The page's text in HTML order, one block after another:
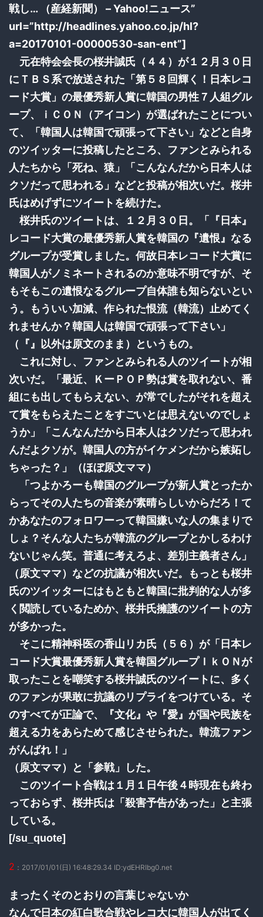
戦し… （産経新聞） – Yahoo!ニュース”
url=”http://headlines.yahoo.co.jp/hl?
a=20170101-00000530-san-ent”]
元在特会会長の桜井誠氏（４４）が１２月３０日
にＴＢＳ系で放送された「第５８回輝く！日本レコ
ード大賞」の最優秀新人賞に韓国の男性７人組グル
ープ、ｉＣＯＮ（アイコン）が選ばれたことについ
て、「韓国人は韓国で頑張って下さい」などと自身
のツイッターに投稿したところ、ファンとみられる
人たちから「死ね、猿」「こんなんだから日本人は
クソだって思われる」などと投稿が相次いだ。桜井
氏はめげずにツイートを続けた。
桜井氏のツイートは、１２月３０日。「『日本』
レコード大賞の最優秀新人賞を韓国の『遺恨』なる
グループが受賞しました。何故日本レコード大賞に
韓国人がノミネートされるのか意味不明ですが、そ
もそもこの遺恨なるグループ自体誰も知らないとい
う。もういい加減、作られた恨流（韓流）止めてく
れませんか？韓国人は韓国で頑張って下さい」
（『』以外は原文のまま）というもの。
これに対し、ファンとみられる人のツイートが相
次いだ。「最近、ＫーＰＯＰ勢は賞を取れない、番
組にも出してもらえない、が常でしたがそれを超え
て賞をもらえたことをすごいとは思えないのでしょ
うか」「こんなんだから日本人はクソだって思われ
んだよクソが。韓国人の方がイケメンだから嫉妬し
ちゃった？」（ほぼ原文ママ）
「つよかろーも韓国のグループが新人賞とったか
らってその人たちの音楽が素晴らしいからだろ！て
かあなたのフォロワーって韓国嫌いな人の集まりで
しょ？そんな人たちが韓流のグループとかしるわけ
ないじゃん笑。普通に考えろよ、差別主義者さん」
（原文ママ）などの抗議が相次いだ。もっとも桜井
氏のツイッターにはもともと韓国に批判的な人が多
く閲読しているためか、桜井氏擁護のツイートの方
が多かった。
そこに精神科医の香山リカ氏（５６）が「日本レ
コード大賞最優秀新人賞を韓国グループＩｋＯＮが
取ったことを嘲笑する桜井誠氏のツイートに、多く
のファンが果敢に抗議のリプライをつけている。そ
のすべてが正論で、『文化』や『愛』が国や民族を
超える力をあらためて感じさせられた。韓流ファン
がんばれ！」
（原文ママ）と「参戦」した。
このツイート合戦は１月１日午後４時現在も終わ
っておらず、桜井氏は「殺害予告があった」と主張
している。
[/su_quote]
2 ：2017/01/01(日) 16:48:29.34 ID:ydEHRIbg0.net
まったくそのとおりの言葉じゃないか
なんで日本の紅白歌合戦やレコ大に韓国人が出てく